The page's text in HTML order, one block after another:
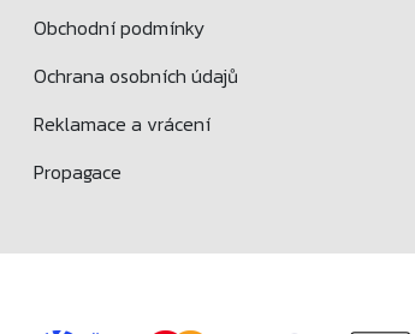
Obchodní podmínky
Ochrana osobních údajů
Reklamace a vrácení
Propagace